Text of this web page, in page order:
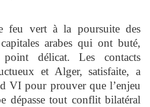
feu vert à la poursuite des
arabes qui ont buté,
délicat. Les contacts
et Alger, satisfaite, a
VI pour prouver que l’enjeu
dépasse tout conflit bilatéral